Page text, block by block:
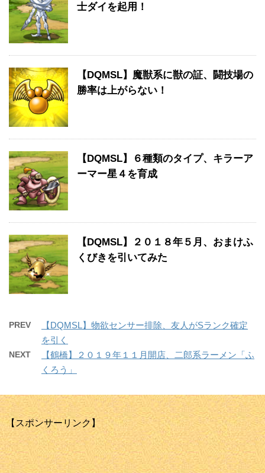
士ダイを起用！
【DQMSL】魔獣系に獣の証、闘技場の
勝率は上がらない！
【DQMSL】６種類のタイプ、キラーア
ーマー星４を育成
【DQMSL】２０１８年５月、おまけふ
くびきを引いてみた
PREV
【DQMSL】物欲センサー排除、友人がSランク確定
を引く
NEXT
【鶴橋】２０１９年１１月開店、二郎系ラーメン「ふ
くろう」
【スポンサーリンク】